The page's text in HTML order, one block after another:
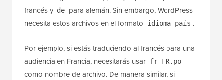
francés y de para alemán. Sin embargo, WordPress
necesita estos archivos en el formato
idioma_país .
Por ejemplo, si estás traduciendo al francés para una
audiencia en Francia, necesitarás usar fr_FR.po
como nombre de archivo. De manera similar, si